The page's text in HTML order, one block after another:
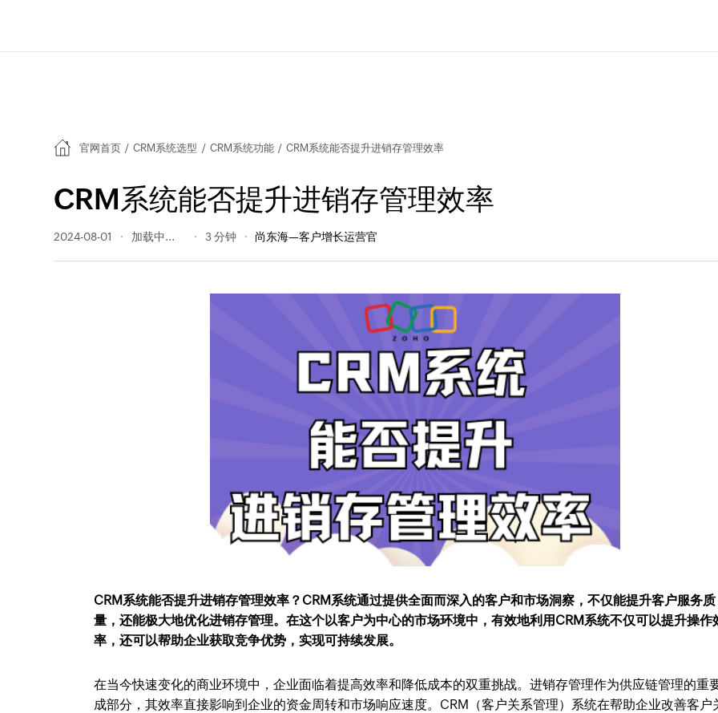
官网首页 / CRM系统选型 / CRM系统功能 / CRM系统能否提升进销存管理效率
CRM系统能否提升进销存管理效率
2024-08-01 165 阅读量 3 分钟 尚东海—客户增长运营官
CRM系统能否提升进销存管理效率？CRM系统通过提供全面而深入的客户和市场洞察，不仅能提升客户服务质
量，还能极大地优化进销存管理。在这个以客户为中心的市场环境中，有效地利用CRM系统不仅可以提升操作
率，还可以帮助企业获取竞争优势，实现可持续发展。
在当今快速变化的商业环境中，企业面临着提高效率和降低成本的双重挑战。进销存管理作为供应链管理的重
成部分，其效率直接影响到企业的资金周转和市场响应速度。CRM（客户关系管理）系统在帮助企业改善客户